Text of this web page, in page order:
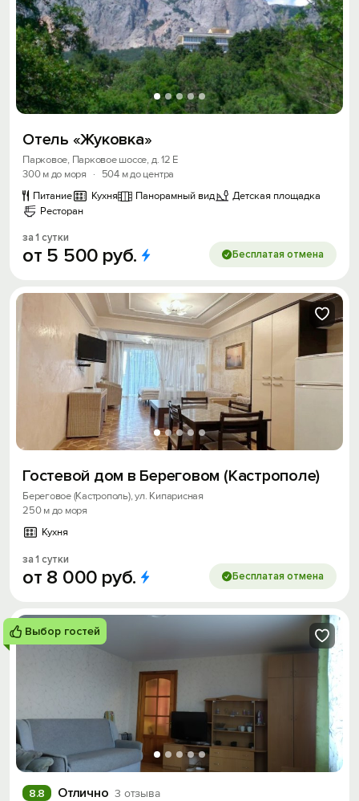
Отель «Жуковка»
Парковое, Парковое шоссе, д. 12 Е
300 м до моря
·
504 м до центра
Питание
Кухня Панорамный вид
Детская площадка
Ресторан
за 1 сутки
от 5 500 руб. Бесплатая отмена
Гостевой дом в Береговом (Кастрополе)
Береговое (Кастрополь), ул. Кипарисная
250 м до моря
Кухня
за 1 сутки
от 8 000 руб. Бесплатая отмена
Выбор гостей
Отлично 3 отзыва
8.8